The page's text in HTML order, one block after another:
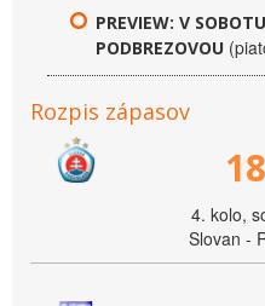
PREVIEW: V
PODBREZOVOU
Rozpis zápasov
4. kolo,
Slovan -